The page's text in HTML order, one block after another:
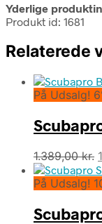
Yderlige
Produkt id: 1681
Relaterede
På Udsalg!
1.389,00kr.
På Udsalg!